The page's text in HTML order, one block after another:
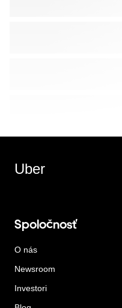
Uber
Spoločnosť
O nás
Newsroom
Investori